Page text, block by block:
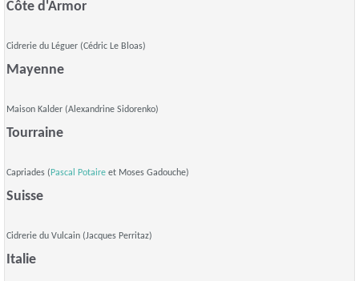
Côte d'Armor
Cidrerie du Léguer (Cédric Le Bloas)
Mayenne
Maison Kalder (Alexandrine Sidorenko)
Tourraine
Capriades ( Pascal Potaire et Moses Gadouche)
Suisse
Cidrerie du Vulcain (Jacques Perritaz)
Italie